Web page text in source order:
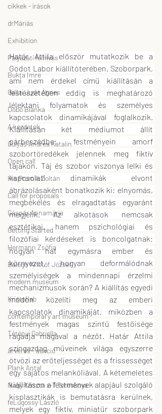
cikkek - írások
drMáriás
Exhibition
Pályázati felhívás
Bukta Imre
Gallai Judit Ágnes
Dobó Bianka
A kezdetek
Gulyás Andrea Katalin
Open call
Kis Prumik Zoltán
Call for proposals
Gáspár Annamária
Getting Started
Hermann Zsófia
Balogh Kristóf József
modern museum
Kristoflab
contemporary art museum
Tétényi Gabriella
árverés - aukció
Plank Antal
Nagy Kriszta x-T Tereskova
feLugossy László
Határ Attila először mutatkozik be a
Godot Labor kiállítóterében. Szoborpark,
ami nem érdekel című kiállításán a
festészetében eddig is meghatározó
lélektani folyamatok és személyes
kapcsolatok dinamikájával foglalkozik.
Kiállításán két médiumot állít
párbeszédbe: festményein amorf
szobortöredékek jelennek meg fiktív
tájakon. Táj és szobor viszonya lelki és
kapcsolati dinamikák elvont
ábrázolásaként bonatkozik ki: elnyomás,
megbékélés és elragadtatás egyaránt
megjelik. Az alkotások nemcsak
esztétikai, hanem pszichológiai és
filozófiai kérdéseket is boncolgatnak:
hogyan hat egymásra ember és
környezet, hogyan deformálódnak
személyiségek a mindennapi érzelmi
mechanizmusok során? A kiállítás egyedi
módon közelíti meg az emberi
kapcsolatok dinamikáját, miközben a
festmények magas szintű festőisége
ragadja magával a nézőt. Határ Attila
színgazdag műveinek világa egyszerre
ötvözi az erőteljességet és a frissességet
egy sajátos melankóliával. A kétemeletes
kiállításon a festmények alapjául szolgáló
kisplasztikák is bemutatásra kerülnek,
melyek egy fiktív, miniatűr szoborpark